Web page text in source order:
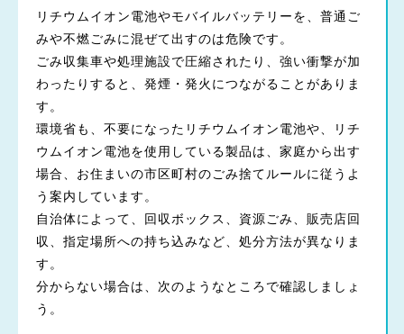
リチウムイオン電池やモバイルバッテリーを、普通ご
みや不燃ごみに混ぜて出すのは危険です。
ごみ収集車や処理施設で圧縮されたり、強い衝撃が加
わったりすると、発煙・発火につながることがありま
す。
環境省も、不要になったリチウムイオン電池や、リチ
ウムイオン電池を使用している製品は、家庭から出す
場合、お住まいの市区町村のごみ捨てルールに従うよ
う案内しています。
自治体によって、回収ボックス、資源ごみ、販売店回
収、指定場所への持ち込みなど、処分方法が異なりま
す。
分からない場合は、次のようなところで確認しましょ
う。